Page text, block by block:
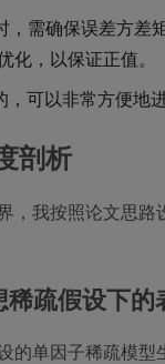
，需确保误差方差
化，以保证正值。
，可以非常方便地
剖析
，我按照论文思
疏假设下的
的单因子稀疏模